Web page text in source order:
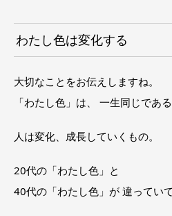
わたし色は変化する
大切なことをお伝えしますね。
「わたし色」は、 一生同じであ
人は変化、成長していくもの。
20代の「わたし色」と
40代の「わたし色」が 違ってい